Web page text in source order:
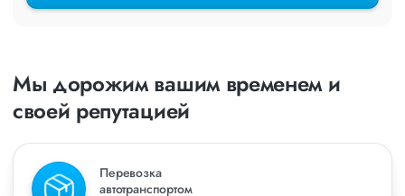
Мы дорожим вашим временем и
своей репутацией
Перевозка
автотранспортом